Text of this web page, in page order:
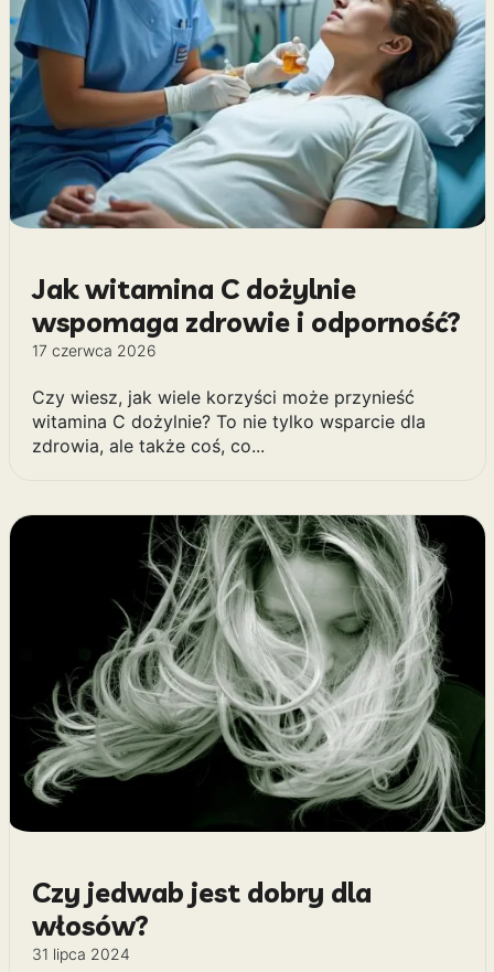
Jak witamina C dożylnie
wspomaga zdrowie i odporność?
17 czerwca 2026
Czy wiesz, jak wiele korzyści może przynieść
witamina C dożylnie? To nie tylko wsparcie dla
zdrowia, ale także coś, co...
Czy jedwab jest dobry dla
włosów?
31 lipca 2024